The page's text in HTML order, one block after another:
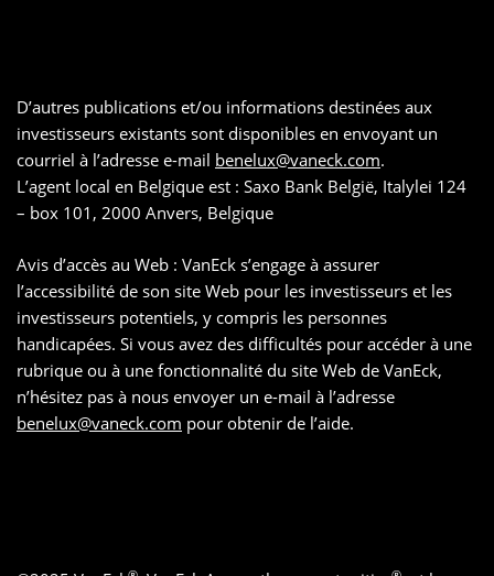
D’autres publications et/ou informations destinées aux
investisseurs existants sont disponibles en envoyant un
courriel à l’adresse e-mail benelux@vaneck.com.
L’agent local en Belgique est : Saxo Bank België, Italylei 124
– box 101, 2000 Anvers, Belgique
Avis d’accès au Web : VanEck s’engage à assurer
l’accessibilité de son site Web pour les investisseurs et les
investisseurs potentiels, y compris les personnes
handicapées. Si vous avez des difficultés pour accéder à une
rubrique ou à une fonctionnalité du site Web de VanEck,
n’hésitez pas à nous envoyer un e-mail à l’adresse
benelux@vaneck.com pour obtenir de l’aide.